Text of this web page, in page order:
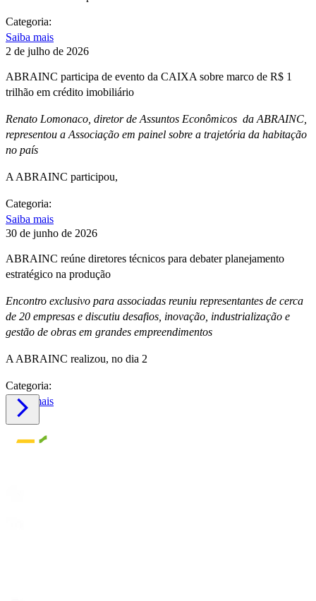
Categoria:
Saiba mais
2 de julho de 2026
ABRAINC participa de evento da CAIXA sobre marco de R$ 1
trilhão em crédito imobiliário
Renato Lomonaco, diretor de Assuntos Econômicos da ABRAINC,
representou a Associação em painel sobre a trajetória da habitação
no país
A ABRAINC participou,
Categoria:
Saiba mais
30 de junho de 2026
ABRAINC reúne diretores técnicos para debater planejamento
estratégico na produção
Encontro exclusivo para associadas reuniu representantes de cerca
de 20 empresas e discutiu desafios, inovação, industrialização e
gestão de obras em grandes empreendimentos
A ABRAINC realizou, no dia 2
Categoria:
Saiba mais
